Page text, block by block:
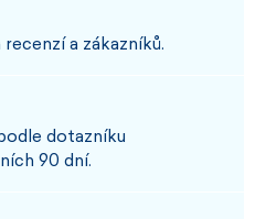
a zákazníků.
dotazníku
90 dní.